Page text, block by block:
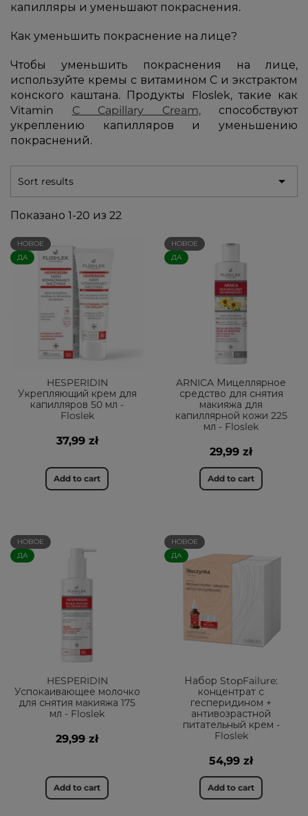
капилляры и уменьшают покраснения.
Как уменьшить покраснение на лице?
Чтобы уменьшить покраснения на лице,
используйте кремы с витамином С и экстрактом
конского каштана. Продукты Floslek, такие как
Vitamin C Capillary Cream,способствуют
укреплению капилляров и уменьшению
покраснений.
Sort results 
Показано 1-20 из 22
НОВОЕ
ДА
HESPERIDIN
Укрепляющий крем для
капилляров 50 мл -
Floslek
37,99 zł
Add to cart
НОВОЕ
ДА
ARNICA Мицеллярное
средство для снятия
макияжа для
капиллярной кожи 225
мл - Floslek
29,99 zł
Add to cart
НОВОЕ
ДА
HESPERIDIN
Успокаивающее молочко
для снятия макияжа 175
мл - Floslek
29,99 zł
Add to cart
НОВОЕ
ДА
Набор StopFailure:
концентрат с
гесперидином +
антивозрастной
питательный крем -
Floslek
54,99 zł
Add to cart